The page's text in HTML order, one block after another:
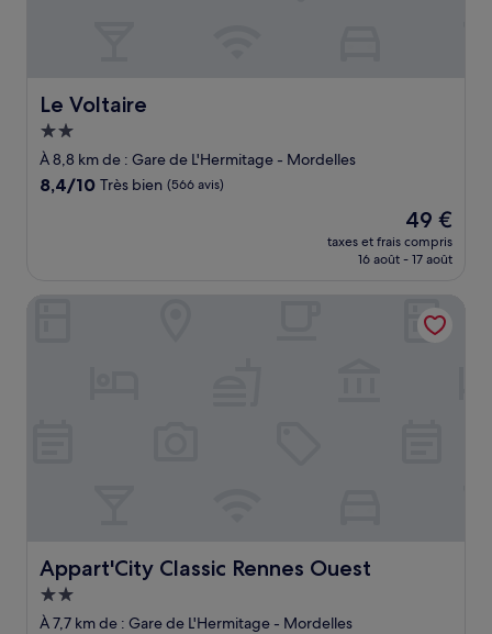
Le Voltaire
Le Voltaire
Hébergement
2.0 étoiles
À 8,8 km de : Gare de L'Hermitage - Mordelles
8.4
8,4/10 Très bien (566 avis)
Le
nouveau
prix
de
49 €
49 €
taxes et frais compris
16 août - 17 août
Appart'City Classic Rennes Ouest
Appart'City Classic Rennes Ouest
Hébergement
2.0 étoiles
À 7,7 km de : Gare de L'Hermitage - Mordelles